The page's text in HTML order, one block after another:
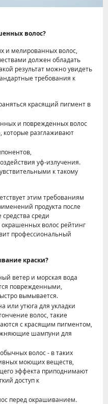
волос?
и мелированных волос,
должен обладать
результат можно увидеть
требования к
красящий пигмент в
и поврежденных волос
которые разглаживают
уф-излучения.
к такому
этим требованиям
продукта после
среди
волос рейтинг
профессиональный
краски?
ветер и морская вода
поврежденными,
вымывается.
или утюга для укладки
волос, такие
с красящим пигментом,
шампуни для
волос - в таких
моющих веществ,
эффекта приподнимают
доступ к
перед окрашиванием.